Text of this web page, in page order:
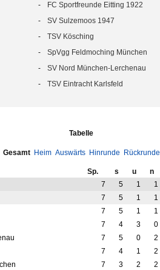
- FC Sportfreunde Eitting 1922
- SV Sulzemoos 1947
- TSV Kösching
- SpVgg Feldmoching München
- SV Nord München-Lerchenau
- TSV Eintracht Karlsfeld
Tabelle
Gesamt Heim Auswärts Hinrunde Rückrunde
Sp. s u n
7 5 1 1
7 5 1 1
7 5 1 1
7 4 3 0
7 5 0 2
7 4 1 2
7 3 2 2